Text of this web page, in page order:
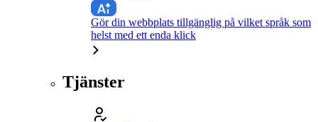
Gör din webbplats tillgänglig på vilket språk som
helst med ett enda klick
Tjänster